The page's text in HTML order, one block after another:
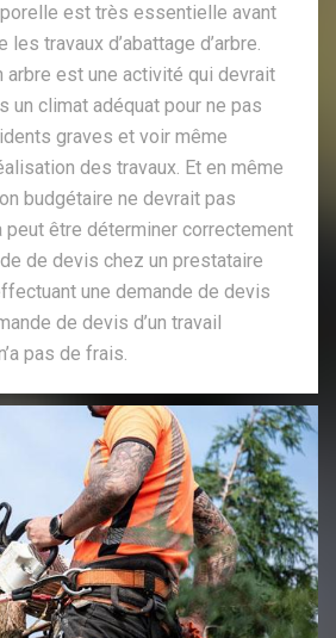
est très essentielle avant
travaux d’abattage d’arbre.
arbre est une activité qui devrait
un climat adéquat pour ne pas
graves et voir même
des travaux. Et en même
budgétaire ne devrait pas
peut être déterminer correctement
de devis chez un prestataire
une demande de devis
de devis d’un travail
pas de frais.